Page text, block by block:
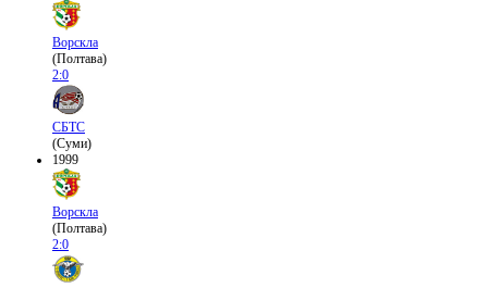
Ворскла
(Полтава)
2:0
СБТС
(Суми)
1999
Ворскла
(Полтава)
2:0